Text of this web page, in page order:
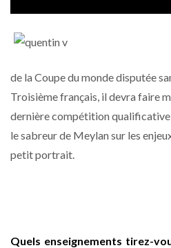
de la Coupe du monde disputée
Troisième français, il devra faire
dernière compétition
le sabreur de Meylan sur les
petit portrait.
Quels enseignements tirez-